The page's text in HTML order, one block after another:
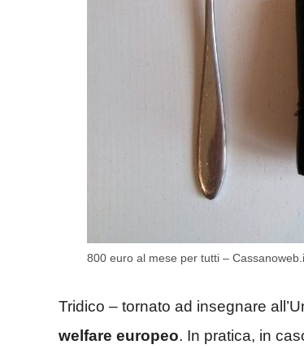
800 euro al mese per tutti –
Tridico – tornato ad insegnare
welfare europeo. In pratica, in